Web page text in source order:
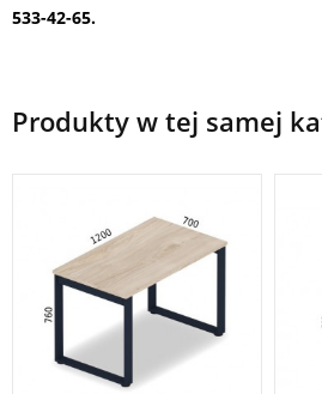
533-42-65.
Produkty w tej samej